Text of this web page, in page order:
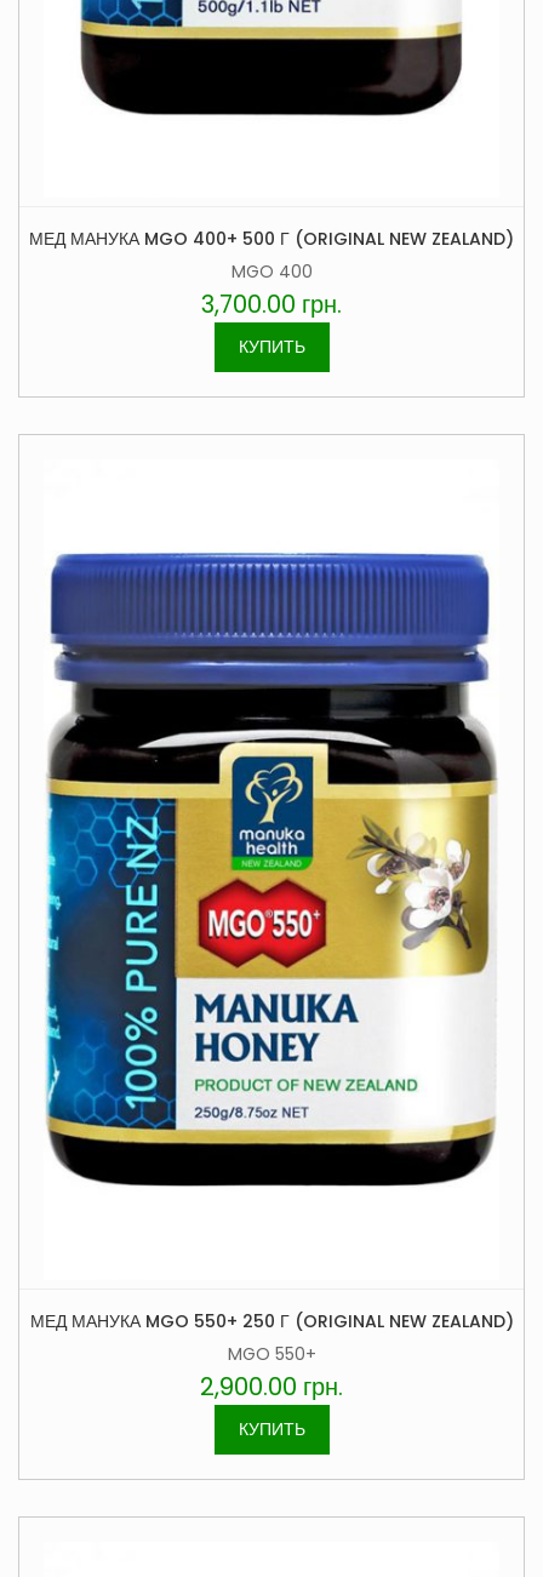
МЕД МАНУКА MGO 400+ 500 Г (ORIGINAL NEW ZEALAND)
MGO 400
3,700.00 грн.
КУПИТЬ
МЕД МАНУКА MGO 550+ 250 Г (ORIGINAL NEW ZEALAND)
MGO 550+
2,900.00 грн.
КУПИТЬ